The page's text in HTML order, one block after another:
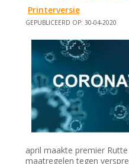
Printerversie
GEPUBLICEERD OP: 30-04-2020
april maakte premier
maatregelen tegen